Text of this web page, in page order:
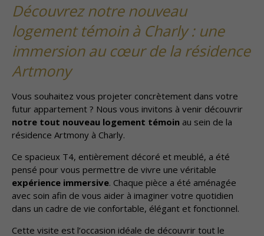
Découvrez notre nouveau
logement témoin à Charly : une
immersion au cœur de la résidence
Artmony
Vous souhaitez vous projeter concrètement dans votre
futur appartement ? Nous vous invitons à venir découvrir
notre tout nouveau logement témoin au sein de la
résidence Artmony à Charly.
Ce spacieux T4, entièrement décoré et meublé, a été
pensé pour vous permettre de vivre une véritable
expérience immersive. Chaque pièce a été aménagée
avec soin afin de vous aider à imaginer votre quotidien
dans un cadre de vie confortable, élégant et fonctionnel.
Cette visite est l’occasion idéale de découvrir tout le